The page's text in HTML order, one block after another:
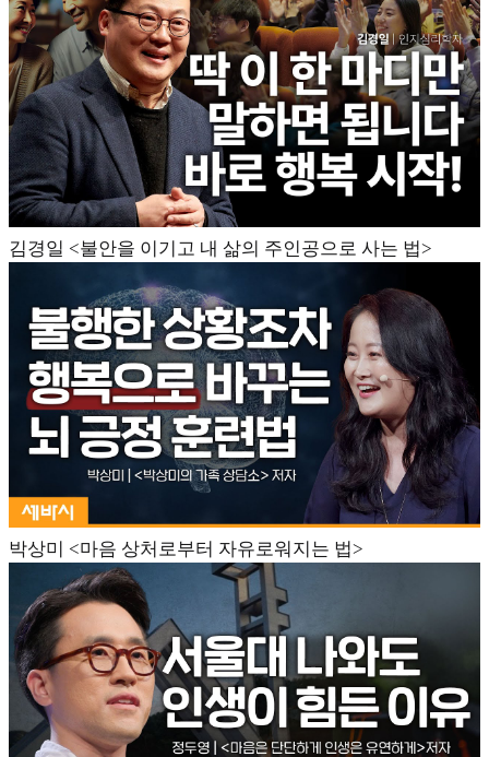
김경일 <불안을 이기고 내 삶의 주인공으로 사는 법>
박상미 <마음 상처로부터 자유로워지는 법>